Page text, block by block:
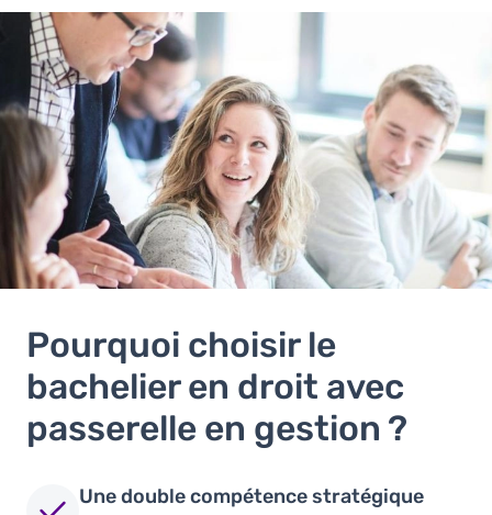
Pourquoi choisir le
bachelier en droit avec
passerelle en gestion ?
Une double compétence stratégique